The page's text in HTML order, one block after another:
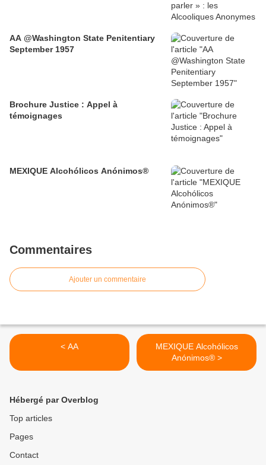
AA @Washington State Penitentiary
September 1957
Brochure Justice : Appel à
témoignages
MEXIQUE Alcohólicos Anónimos®
Commentaires
Ajouter un commentaire
< AA
MEXIQUE Alcohólicos
Anónimos® >
Hébergé par Overblog
Top articles
Pages
Contact